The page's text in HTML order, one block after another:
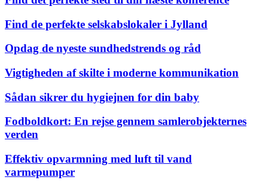
Find de perfekte selskabslokaler i Jylland
Opdag de nyeste sundhedstrends og råd
Vigtigheden af skilte i moderne kommunikation
Sådan sikrer du hygiejnen for din baby
Fodboldkort: En rejse gennem samlerobjekternes
verden
Effektiv opvarmning med luft til vand
varmepumper